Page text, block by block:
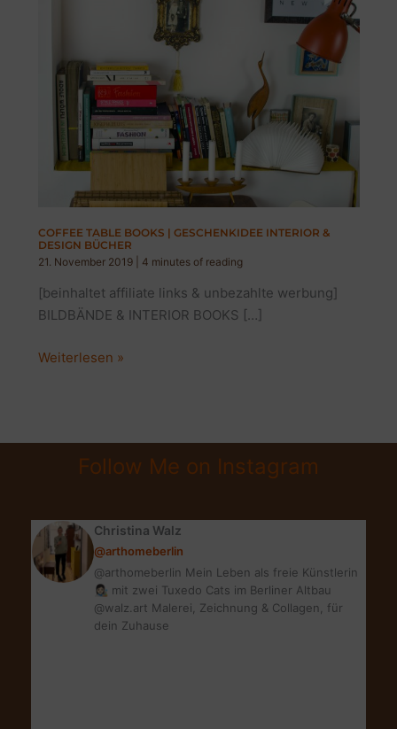
COFFEE TABLE BOOKS | GESCHENKIDEE INTERIOR &
DESIGN BÜCHER
21. November 2019
4 minutes of reading
[beinhaltet affiliate links & unbezahlte werbung]
BILDBÄNDE & INTERIOR BOOKS […]
COFFEE
GESCHENKIDEE
INTERIOR
BÜCHER
Weiterlesen »
Follow Me on Instagram
Christina Walz
@arthomeberlin
@arthomeberlin Mein Leben als freie Künstlerin
👩🏻‍🎨 mit zwei Tuxedo Cats im Berliner Altbau
@walz.art Malerei, Zeichnung & Collagen, für
dein Zuhause